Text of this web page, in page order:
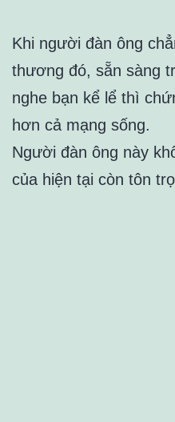
Khi người đàn ông
thương đó, sẵn sàng
nghe bạn kể lể thì
hơn cả mạng sống.
Người đàn ông này
của hiện tại còn tôn